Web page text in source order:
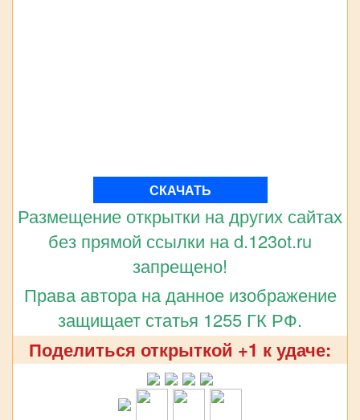
СКАЧАТЬ
Размещение открытки на других сайтах
без прямой ссылки на d.123ot.ru
запрещено!
Права автора на данное изображение
защищает статья 1255 ГК РФ.
Поделиться открыткой +1 к удаче: